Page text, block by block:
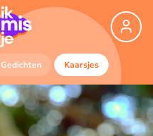
Gedichten Kaarsjes